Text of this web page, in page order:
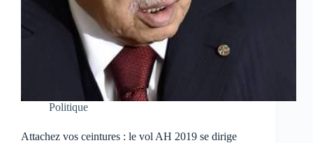
Politique
Attachez vos ceintures : le vol AH 2019 se dirige